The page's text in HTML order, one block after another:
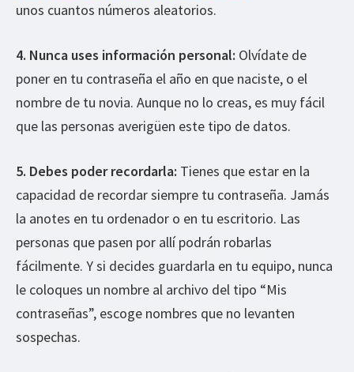
unos cuantos números aleatorios.
4. Nunca uses información personal: Olvídate de
poner en tu contraseña el año en que naciste, o el
nombre de tu novia. Aunque no lo creas, es muy fácil
que las personas averigüen este tipo de datos.
5. Debes poder recordarla: Tienes que estar en la
capacidad de recordar siempre tu contraseña. Jamás
la anotes en tu ordenador o en tu escritorio. Las
personas que pasen por allí podrán robarlas
fácilmente. Y si decides guardarla en tu equipo, nunca
le coloques un nombre al archivo del tipo “Mis
contraseñas”, escoge nombres que no levanten
sospechas.